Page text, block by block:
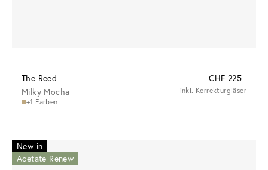
The Reed
CHF 225
Milky Mocha
+1 Farben
inkl. Korrekturgläser
New in
Acetate Renew